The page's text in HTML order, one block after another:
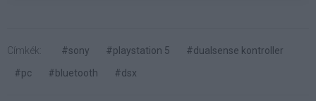
Címkék: #sony #playstation 5
#dualsense kontroller
#pc
#bluetooth #dsx